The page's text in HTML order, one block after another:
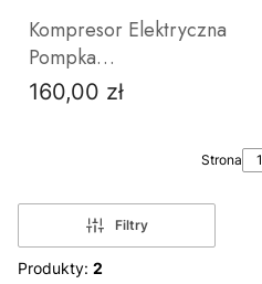
Kompresor Elektryczna
Pompka
Bezprzewodowa z
Funkcją Powerbanka
Cena
160,00 zł
Strona
Filtry
Produkty: 2